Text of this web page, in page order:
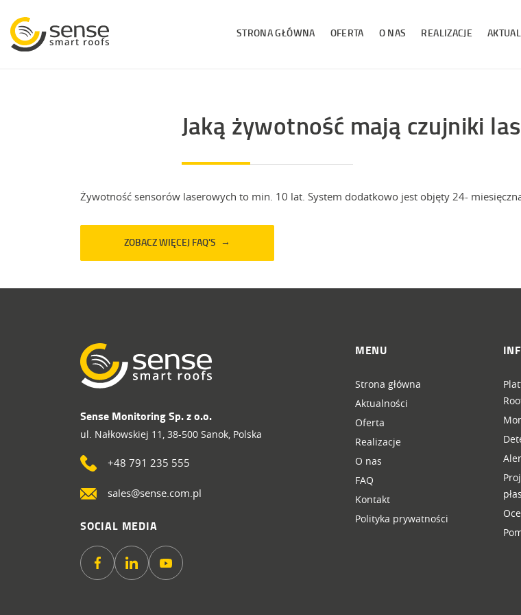
do
głównej
do
treści
STRONA GŁÓWNA OFERTA O NAS REALIZACJE
Jaką żywotność mają czujniki
Żywotność sensorów laserowych to min. 10 lat. System dodatkowo jest objęty 24-
ZOBACZ WIĘCEJ FAQ'S
Sense Monitoring Sp. z o.o.
ul. Nałkowskiej 11, 38-500 Sanok, Polska
+48 791 235 555
sales@sense.com.pl
SOCIAL MEDIA
MENU
Strona główna
Aktualności
Oferta
Realizacje
O nas
FAQ
Kontakt
Polityka prywatności